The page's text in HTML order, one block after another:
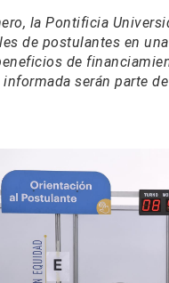
la Pontificia
de postulantes en
de
serán parte